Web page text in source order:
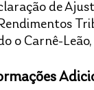
de
o Carnê-